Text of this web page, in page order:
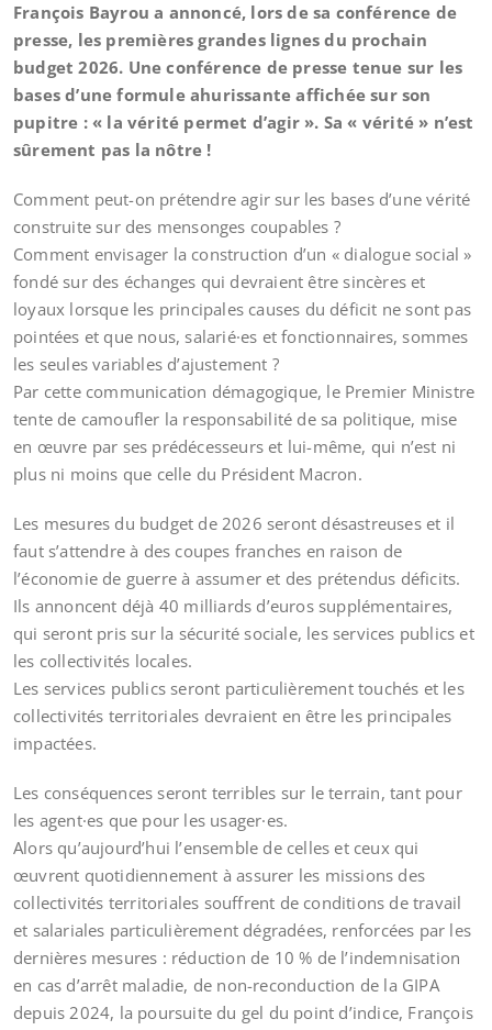
François Bayrou a annoncé, lors de sa conférence de
presse, les premières grandes lignes du prochain
budget 2026. Une conférence de presse tenue sur les
bases d’une formule ahurissante affichée sur son
pupitre : « la vérité permet d’agir ». Sa « vérité » n’est
sûrement pas la nôtre !
Comment peut-on prétendre agir sur les bases d’une vérité
construite sur des mensonges coupables ?
Comment envisager la construction d’un « dialogue social »
fondé sur des échanges qui devraient être sincères et
loyaux lorsque les principales causes du déficit ne sont pas
pointées et que nous, salarié·es et fonctionnaires, sommes
les seules variables d’ajustement ?
Par cette communication démagogique, le Premier Ministre
tente de camoufler la responsabilité de sa politique, mise
en œuvre par ses prédécesseurs et lui-même, qui n’est ni
plus ni moins que celle du Président Macron.
Les mesures du budget de 2026 seront désastreuses et il
faut s’attendre à des coupes franches en raison de
l’économie de guerre à assumer et des prétendus déficits.
Ils annoncent déjà 40 milliards d’euros supplémentaires,
qui seront pris sur la sécurité sociale, les services publics et
les collectivités locales.
Les services publics seront particulièrement touchés et les
collectivités territoriales devraient en être les principales
impactées.
Les conséquences seront terribles sur le terrain, tant pour
les agent·es que pour les usager·es.
Alors qu’aujourd’hui l’ensemble de celles et ceux qui
œuvrent quotidiennement à assurer les missions des
collectivités territoriales souffrent de conditions de travail
et salariales particulièrement dégradées, renforcées par les
dernières mesures : réduction de 10 % de l’indemnisation
en cas d’arrêt maladie, de non-reconduction de la GIPA
depuis 2024, la poursuite du gel du point d’indice, François